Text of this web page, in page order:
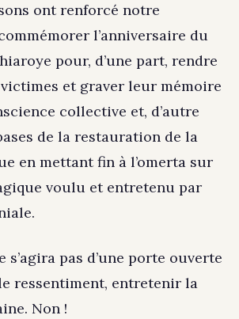
ont renforcé notre
l’anniversaire du
pour, d’une part, rendre
et graver leur mémoire
collective et, d’autre
de la restauration de la
en mettant fin à l’omerta sur
voulu et entretenu par
s’agira pas d’une porte ouverte
ressentiment, entretenir la
Non !